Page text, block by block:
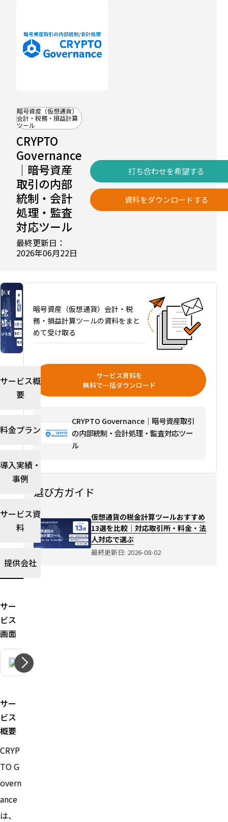
暗号資産（仮想通貨）
会計・税務・損益計算
ツール
CRYPTO
Governance
｜暗号資産
取引の内部
統制・会計
処理・監査
対応ツール
最終更新日：
2026年06月22日
打ち合わせを希望する
資料をダウンロードする
比
較
記
事
に
掲
載
中
仮想
通貨
の税
金計
算ツ
選を
比較
｜対
料
金・
で選
方ガ
を読
む→
サービス概
要
料金プラン
導入実績・
事例
サービス資
料
提供会社
サー
ビス
画面
サー
ビス
概要
CRYP
TO G
overn
ance
は、
暗号資産（仮想通貨）会計・税
務・損益計算ツールの資料をまと
めて受け取る
サービス資料を
無料で一括ダウンロード
CRYPTO Governance｜暗号資産取引
の内部統制・会計処理・監査対応ツー
ル
選び方ガイド
仮想通貨の税金計算ツールおすすめ
13選を比較｜対応取引所・料金・法
人対応で選ぶ
最終更新日: 2026-08-02